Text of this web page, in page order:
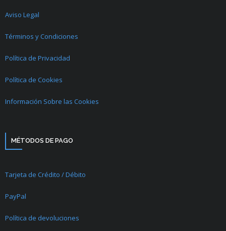
Aviso Legal
Términos y Condiciones
Política de Privacidad
Política de Cookies
Información Sobre las Cookies
MÉTODOS DE PAGO
Tarjeta de Crédito / Débito
PayPal
Política de devoluciones